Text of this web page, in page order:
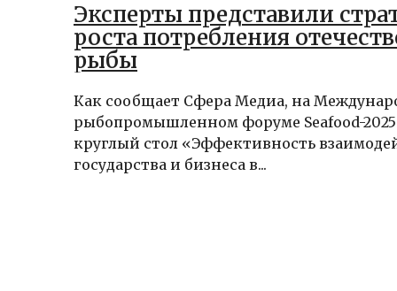
Эксперты представили
роста потребления
рыбы
Как сообщает Сфера Медиа, на
рыбопромышленном форуме Seafood-2025
круглый стол «Эффективность
государства и бизнеса в...